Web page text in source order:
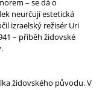
– se dá o
neurčují estetická
izraelský režisér Uri
– příběh židovské
židovského původu. V